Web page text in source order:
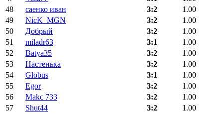
48
саенко иван 3:2
1.00
49
NicK_MGN 3:2
1.00
50
Добрый 3:2
1.00
51
miladr63 3:1
1.00
52
Batya35 3:2
1.00
53
Настенька 3:2
1.00
54
Globus 3:1
1.00
55
Egor 3:2
1.00
56
Makc 733 3:2
1.00
57
Shut44 3:2
1.00